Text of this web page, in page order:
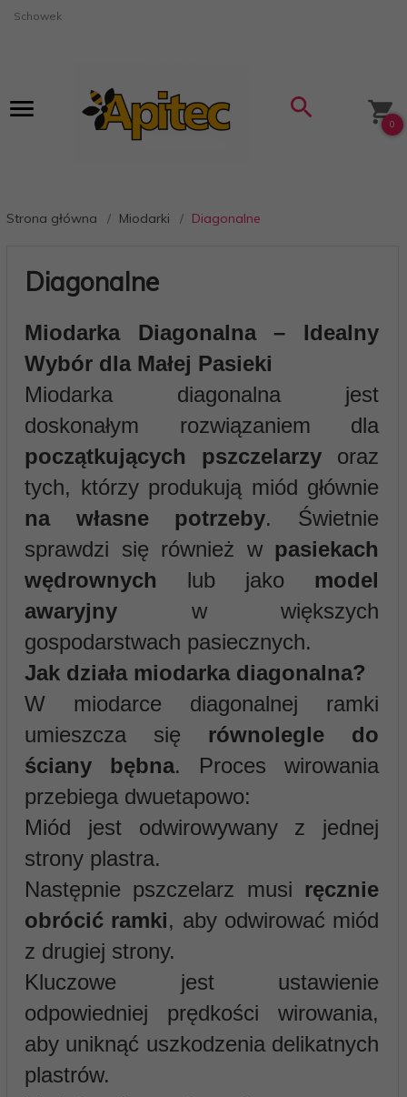
Schowek
0
Strona główna Miodarki Diagonalne
Diagonalne
Miodarka Diagonalna – Idealny
Wybór dla Małej Pasieki
Miodarka diagonalna jest
doskonałym rozwiązaniem dla
początkujących pszczelarzy oraz
tych, którzy produkują miód głównie
na własne potrzeby. Świetnie
sprawdzi się również w pasiekach
wędrownych lub jako model
awaryjny w większych
gospodarstwach pasiecznych.
Jak działa miodarka diagonalna?
W miodarce diagonalnej ramki
umieszcza się równolegle do
ściany bębna. Proces wirowania
przebiega dwuetapowo:
Miód jest odwirowywany z jednej
strony plastra.
Następnie pszczelarz musi ręcznie
obrócić ramki, aby odwirować miód
z drugiej strony.
Kluczowe jest ustawienie
odpowiedniej prędkości wirowania,
aby uniknąć uszkodzenia delikatnych
plastrów.